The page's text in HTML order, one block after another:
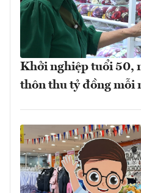
Khởi nghiệp tuổi 50,
thôn thu tỷ đồng mỗi